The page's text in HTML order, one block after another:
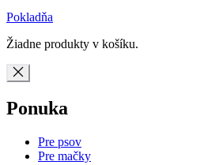
Pokladňa
Žiadne produkty v košíku.
Ponuka
Pre psov
Pre mačky